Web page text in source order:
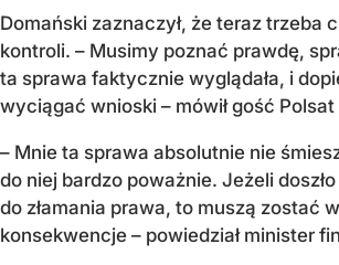
Domański zaznaczył, że teraz trzeba
kontroli. – Musimy poznać prawdę,
ta sprawa faktycznie wyglądała, i
wyciągać wnioski – mówił gość
– Mnie ta sprawa absolutnie nie
do niej bardzo poważnie. Jeżeli doszło
do złamania prawa, to muszą zostać
konsekwencje – powiedział minister